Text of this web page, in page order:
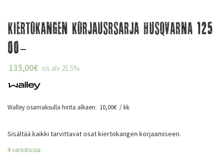
Kiertokangen korjausrsarja Husqvarna 125
00-
135,00€ sis alv 25.5%
Walley osamaksulla hinta alkaen: 10,00€ / kk
Sisältää kaikki tarvittavat osat kiertokangen korjaamiseen.
4 varastossa